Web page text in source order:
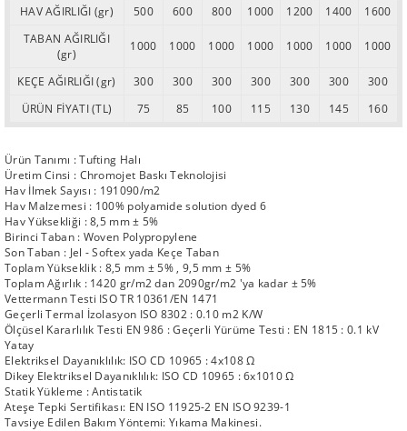
HAV AĞIRLIĞI (gr) 500 600 800 1000 1200 1400
1600
TABAN AĞIRLIĞI
(gr)
1000 1000 1000 1000 1000 1000 1000
KEÇE AĞIRLIĞI (gr) 300 300 300 300 300 300
300
ÜRÜN FİYATI (TL)
75 85 100 115 130 145 160
Ürün Tanımı : Tufting Halı
Üretim Cinsi : Chromojet Baskı Teknolojisi
Hav İlmek Sayısı : 191090/m2
Hav Malzemesi : 100% polyamide solution dyed 6
Hav Yüksekliği : 8,5 mm ± 5%
Birinci Taban : Woven Polypropylene
Son Taban : Jel - Softex yada Keçe Taban
Toplam Yükseklik : 8,5 mm ± 5% , 9,5 mm ± 5%
Toplam Ağırlık : 1420 gr/m2 dan 2090gr/m2 'ya kadar ± 5%
Vettermann Testi ISO TR 10361/EN 1471
Geçerli Termal İzolasyon ISO 8302 : 0.10 m2 K/W
Ölçüsel Kararlılık Testi EN 986 : Geçerli Yürüme Testi : EN 1815 : 0.1 kV
Yatay
Elektriksel Dayanıklılık: ISO CD 10965 : 4x108 Ω
Dikey Elektriksel Dayanıklılık: ISO CD 10965 : 6x1010 Ω
Statik Yükleme : Antistatik
Ateşe Tepki Sertifikası: EN ISO 11925-2 EN ISO 9239-1
Tavsiye Edilen Bakım Yöntemi: Yıkama Makinesi.